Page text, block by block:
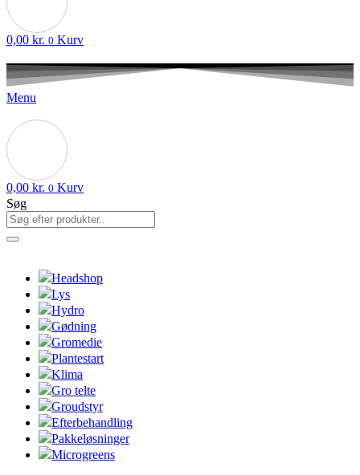
0,00 kr. 0 Kurv
Menu
0,00 kr. 0 Kurv
Søg
Headshop
Lys
Hydro
Gødning
Gromedie
Plantestart
Klima
Gro telte
Groudstyr
Efterbehandling
Pakkeløsninger
Microgreens